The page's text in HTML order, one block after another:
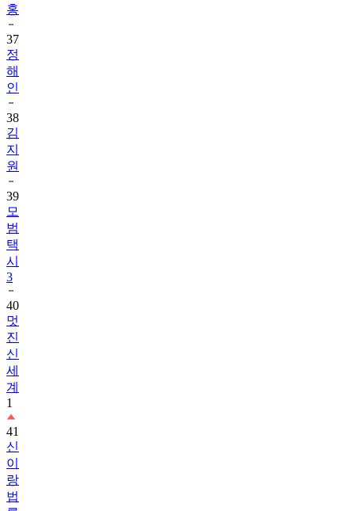
홍
37
정
해
인
38
김
지
원
39
모
범
택
시
3
40
멋
진
신
세
계
1
41
신
이
랑
법